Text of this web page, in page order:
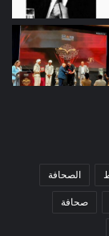
الصحافة
صحافة